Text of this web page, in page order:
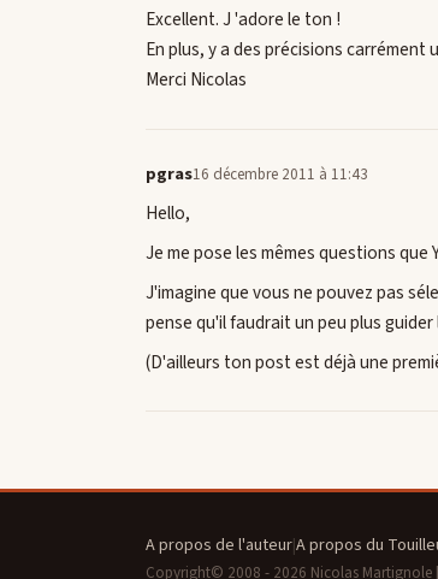
Excellent. J 'adore le ton !
En plus, y a des précisions carrément
Merci Nicolas
pgras16 décembre 2011 à 11:43
Hello,
Je me pose les mêmes questions que
J'imagine que vous ne pouvez pas
pense qu'il faudrait un peu plus
(D'ailleurs ton post est déjà une
A propos de l'auteur|A propos du
Copyright© 2008 - 2026 Nicolas Martignole